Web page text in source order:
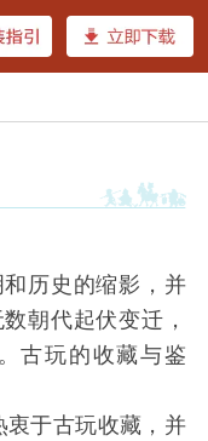
历史的缩影，并
朝代起伏变迁，
古玩的收藏与鉴
衷于古玩收藏，并